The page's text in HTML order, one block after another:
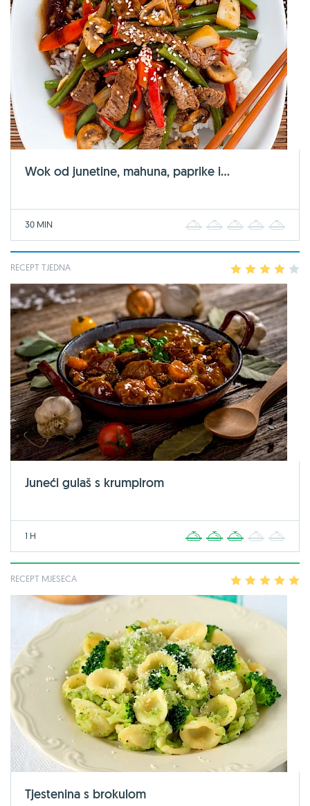
Wok od junetine, mahuna, paprike i...
30 MIN 2 3 4
RECEPT TJEDNA 2 3 4
Juneći gulaš s krumpirom
1 H 2 3 4
RECEPT MJESECA 2 3 4
Tjestenina s brokulom